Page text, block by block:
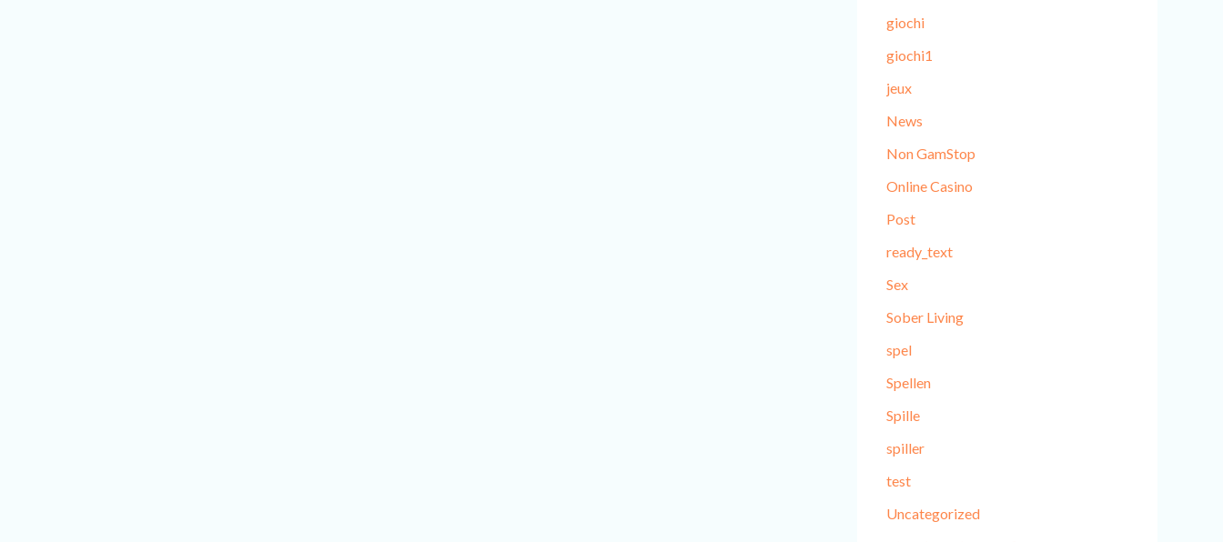
giochi
giochi1
jeux
News
Non GamStop
Online Casino
Post
ready_text
Sex
Sober Living
spel
Spellen
Spille
spiller
test
Uncategorized